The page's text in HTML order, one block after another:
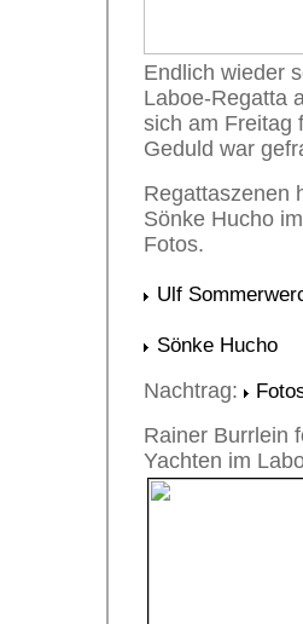
Endlich wieder
Laboe-Regatta
sich am Freitag
Geduld war
Regattaszenen
Sönke Hucho
Fotos.
Ulf
Sönke Hucho
Nachtrag:
Rainer Burrlein
Yachten im